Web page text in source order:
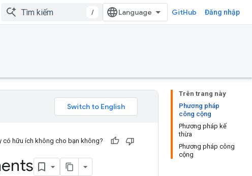
/ GitHub Đăng nhập
Trên trang này
Phương pháp
công cộng
Phương pháp kế
thừa
Phương pháp công
cộng
có hữu ích không cho bạn không?